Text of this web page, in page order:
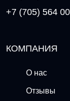
+7 (705) 564
КОМПАНИЯ
О нас
Отзывы